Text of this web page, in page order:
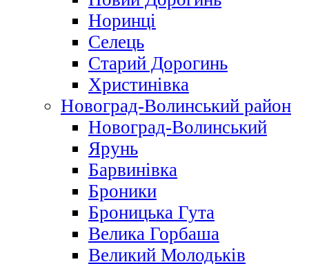
Норинці
Селець
Старий Дорогинь
Христинівка
Новоград-Волинський район
Новоград-Волинський
Ярунь
Барвинівка
Броники
Броницька Гута
Велика Горбаша
Великий Молодьків